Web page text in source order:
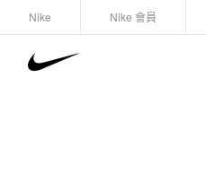
Nike Nike 會員